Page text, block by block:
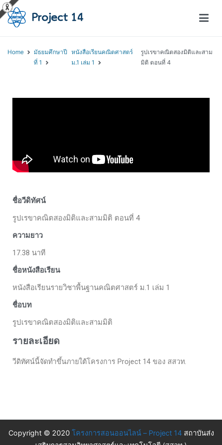
Home
มัธยมศึกษาปี
ที่ 1
หนังสือเรียนคณิตศาสตร์
ม.1 เล่ม 1
รูปเรขาคณิตสองมิติและสาม
มิติ ตอนที่ 4
ชื่อวีดิทัศน์
รูปเรขาคณิตสองมิติและสามมิติ ตอนที่ 4
ความยาว
17.38 นาที
ชื่อหนังสือเรียน
หนังสือเรียนรายวิชาพื้นฐานคณิตศาสตร์ ม.1 เล่ม 1
ชื่อบท
รูปเรขาคณิตสองมิติและสามมิติ
รายละเอียด
วีดิทัศน์นี้จัดทำขึ้นภายใต้โครงการ Project 14 ของ สสวท.
Copyright © 2020 โครงการสอนออนไลน์ – Project 14สถาบันส่ง